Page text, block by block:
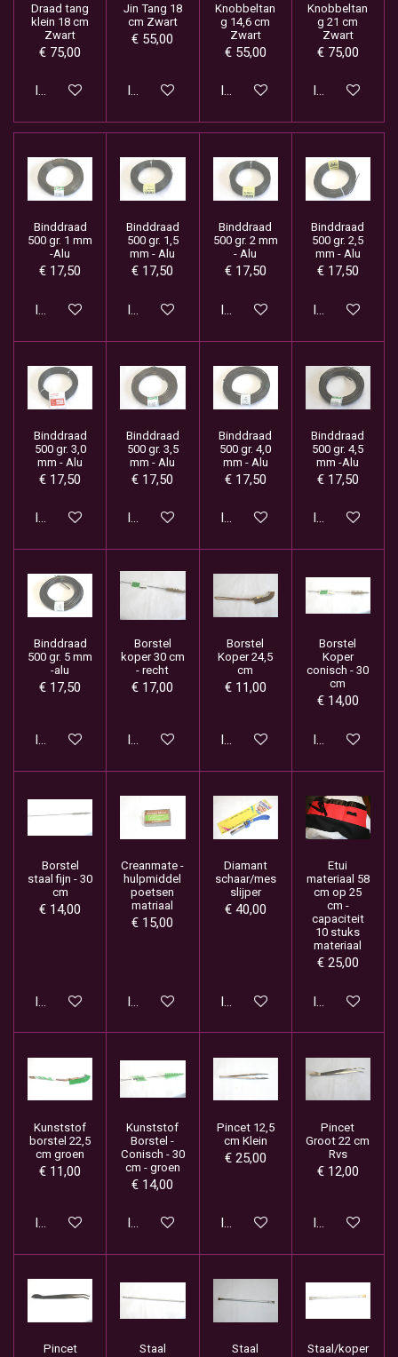
Draad tang
klein 18 cm
Zwart
€ 75,00
In winkelwagen
Jin Tang 18
cm Zwart
€ 55,00
In winkelwagen
Knobbeltan
g 14,6 cm
Zwart
€ 55,00
In winkelwagen
Knobbeltan
g 21 cm
Zwart
€ 75,00
In
Binddraad
500 gr. 1 mm
-Alu
€ 17,50
In winkelwagen
Binddraad
500 gr. 1,5
mm - Alu
€ 17,50
In winkelwagen
Binddraad
500 gr. 2 mm
- Alu
€ 17,50
In winkelwagen
Binddraad
500 gr. 2,5
mm - Alu
€ 17,50
In
Binddraad
500 gr. 3,0
mm - Alu
€ 17,50
In winkelwagen
Binddraad
500 gr. 3,5
mm - Alu
€ 17,50
In winkelwagen
Binddraad
500 gr. 4,0
mm - Alu
€ 17,50
In winkelwagen
Binddraad
500 gr. 4,5
mm -Alu
€ 17,50
In
Binddraad
500 gr. 5 mm
-alu
€ 17,50
In winkelwagen
Borstel
koper 30 cm
- recht
€ 17,00
In winkelwagen
Borstel
Koper 24,5
cm
€ 11,00
In winkelwagen
Borstel
Koper
conisch - 30
cm
€ 14,00
In
Borstel
staal fijn - 30
cm
€ 14,00
In winkelwagen
Creanmate -
hulpmiddel
poetsen
matriaal
€ 15,00
In winkelwagen
Diamant
schaar/mes
slijper
€ 40,00
In winkelwagen
Etui
materiaal 58
cm op 25
cm -
capaciteit
10 stuks
materiaal
€ 25,00
In
Kunststof
borstel 22,5
cm groen
€ 11,00
In winkelwagen
Kunststof
Borstel -
Conisch - 30
cm - groen
€ 14,00
In winkelwagen
Pincet 12,5
cm Klein
€ 25,00
In winkelwagen
Pincet
Groot 22 cm
Rvs
€ 12,00
In
Pincet
Staal
Staal
Staal/koper